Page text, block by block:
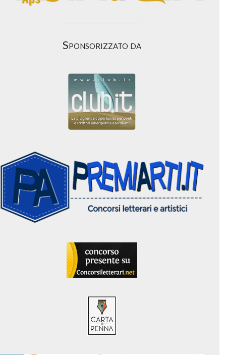
Sponsorizzato da